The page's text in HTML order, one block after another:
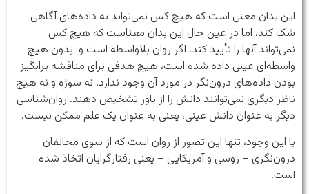
این بدان معنی است که هیچ کس نمی‌تواند به داده‌های آگاهی
شک کند، اما در عین حال این بدان معناست که هیچ کس
نمی‌تواند آنها را تأیید کند. اگر روان بلاواسطه است و بدون هیچ
واسطه‌ای عینی داده شده است، هیچ هدفی برای مناقشه برانگیز
بودن داده‌های درون‌نگر در مورد آن وجود ندارد. نه سوژه و نه هیچ
ناظر دیگری نمی‌توانند دانش را از باور تشخیص دهند. روان‌شناسی
دیگر به عنوان دانش عینی، یعنی به عنوان یک علم ممکن نیست.
با این وجود، تنها این تصور از روان است که از سوی مخالفان
درون‌نگری – روسی و آمریکایی – یعنی رفتارگرایان اتخاذ شده
است.